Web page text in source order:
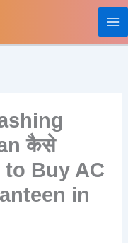
कैसे
to Buy AC
in